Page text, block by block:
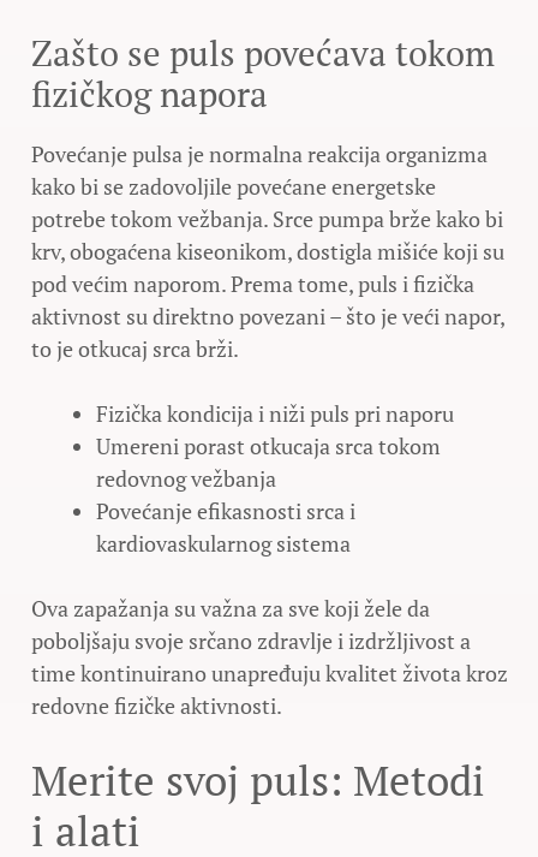
Zašto se puls povećava tokom
fizičkog napora
Povećanje pulsa je normalna reakcija organizma
kako bi se zadovoljile povećane energetske
potrebe tokom vežbanja. Srce pumpa brže kako bi
krv, obogaćena kiseonikom, dostigla mišiće koji su
pod većim naporom. Prema tome, puls i fizička
aktivnost su direktno povezani – što je veći napor,
to je otkucaj srca brži.
Fizička kondicija i niži puls pri naporu
Umereni porast otkucaja srca tokom
redovnog vežbanja
Povećanje efikasnosti srca i
kardiovaskularnog sistema
Ova zapažanja su važna za sve koji žele da
poboljšaju svoje srčano zdravlje i izdržljivost a
time kontinuirano unapređuju kvalitet života kroz
redovne fizičke aktivnosti.
Merite svoj puls: Metodi
i alati